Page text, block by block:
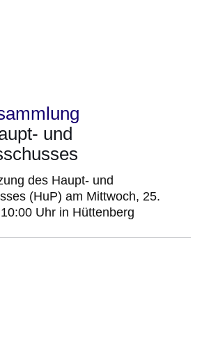
und
des Haupt- und
(HuP) am Mittwoch, 25.
Uhr in Hüttenberg